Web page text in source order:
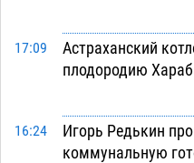
17:09
Астраханский
плодородию
16:24
Игорь Редькин
коммунальную